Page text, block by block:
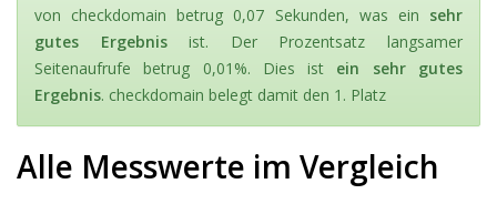
von checkdomain betrug 0,07 Sekunden, was ein sehr
gutes Ergebnisist. Der Prozentsatz langsamer
Seitenaufrufe betrug 0,01%. Dies ist ein sehr gutes
Ergebnis. checkdomain belegt damit den 1. Platz
Alle Messwerte im Vergleich